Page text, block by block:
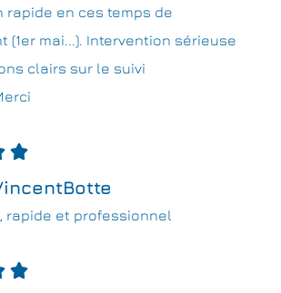
rapide en ces temps de
(1er mai...). Intervention sérieuse
clairs sur le suivi

rapide et professionnel
